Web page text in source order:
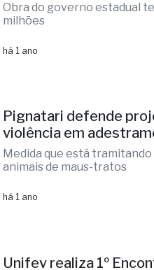
Obra do governo estadual
milhões
há 1 ano
Pignatari defende
violência em
Medida que está
animais de maus-tratos
há 1 ano
Unifev realiza 1º